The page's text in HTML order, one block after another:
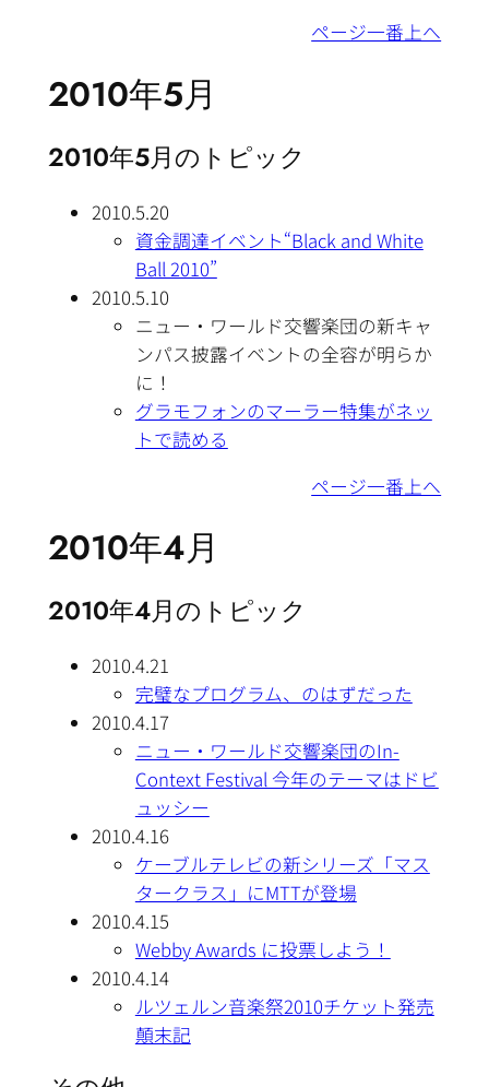
ページ一番上へ
2010年5月
2010年5月のトピック
2010.5.20
資金調達イベント“Black and White
Ball 2010”
2010.5.10
ニュー・ワールド交響楽団の新キャ
ンパス披露イベントの全容が明らか
に！
グラモフォンのマーラー特集がネッ
トで読める
ページ一番上へ
2010年4月
2010年4月のトピック
2010.4.21
完璧なプログラム、のはずだった
2010.4.17
ニュー・ワールド交響楽団のIn-
Context Festival 今年のテーマはドビ
ュッシー
2010.4.16
ケーブルテレビの新シリーズ「マス
タークラス」にMTTが登場
2010.4.15
Webby Awards に投票しよう！
2010.4.14
ルツェルン音楽祭2010チケット発売
顛末記